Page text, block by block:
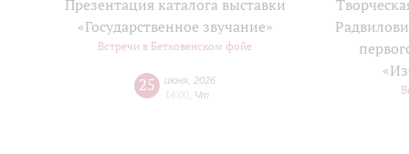
Презентация каталога выставки
«Государственное звучание»
Встречи в Бетховенском фойе
25 июня 2026
14:00 Чт